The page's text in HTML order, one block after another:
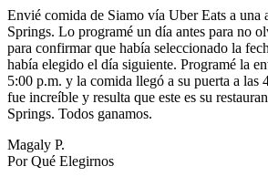
Envié comida de Siamo vía Uber Eats a una
Springs. Lo programé un día antes para no
para confirmar que había seleccionado la
había elegido el día siguiente. Programé la
5:00 p.m. y la comida llegó a su puerta a las
fue increíble y resulta que este es su
Springs. Todos ganamos.
Magaly P.
Por Qué Elegirnos